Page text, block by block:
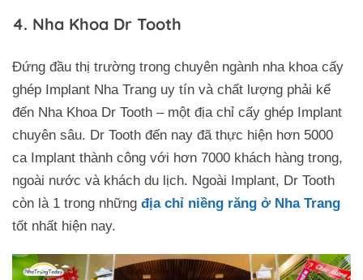
4. Nha Khoa Dr Tooth
Đứng đầu thị trường trong chuyên ngành nha khoa cấy
ghép Implant Nha Trang uy tín và chất lượng phải kể
đến Nha Khoa Dr Tooth – một địa chỉ cấy ghép Implant
chuyên sâu. Dr Tooth đến nay đã thực hiện hơn 5000
ca Implant thành công với hơn 7000 khách hàng trong,
ngoài nước và khách du lịch. Ngoài Implant, Dr Tooth
còn là 1 trong những địa chỉ niềng răng ở Nha Trang
tốt nhất hiện nay.